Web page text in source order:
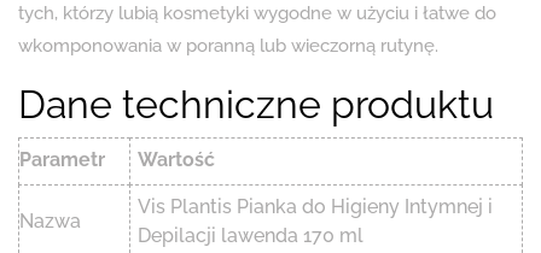
tych, którzy lubią kosmetyki wygodne w użyciu i łatwe do
wkomponowania w poranną lub wieczorną rutynę.
Dane techniczne produktu
Parametr Wartość
Nazwa
Vis Plantis Pianka do Higieny Intymnej i
Depilacji lawenda 170 ml